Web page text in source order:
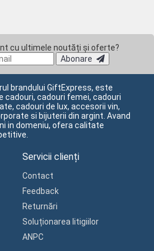
cu ultimele noutăți și oferte?
Abonare
brandului GiftExpress, este
cadouri femei, cadouri
cadouri de lux, accesorii vin,
si bijuterii din argint. Avand
in domeniu, ofera calitate
Servicii clienți
Contact
Feedback
Returnări
Soluționarea litigiilor
ANPC